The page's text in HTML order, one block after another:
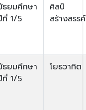
ธยมศึกษา
ที่ 1/5
ศิลป์
สร้างสรรค์
ธยมศึกษา
ที่ 1/5
โยธวาทิต